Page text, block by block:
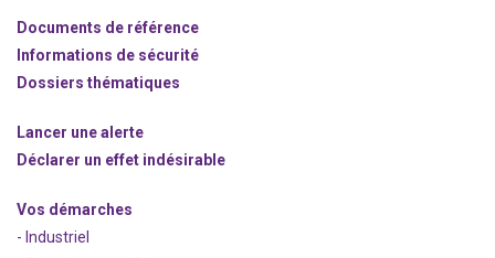
Documents de référence
Informations de sécurité
Dossiers thématiques
Lancer une alerte
Déclarer un effet indésirable
Vos démarches
- Industriel